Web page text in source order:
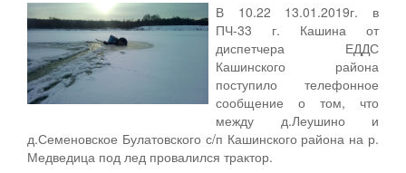
В 10.22 13.01.2019г. в
ПЧ-33 г. Кашина от
диспетчера ЕДДС
Кашинского района
поступило телефонное
сообщение о том, что
между д.Леушино и
д.Семеновское Булатовского с/п Кашинского района на р.
Медведица под лед провалился трактор.